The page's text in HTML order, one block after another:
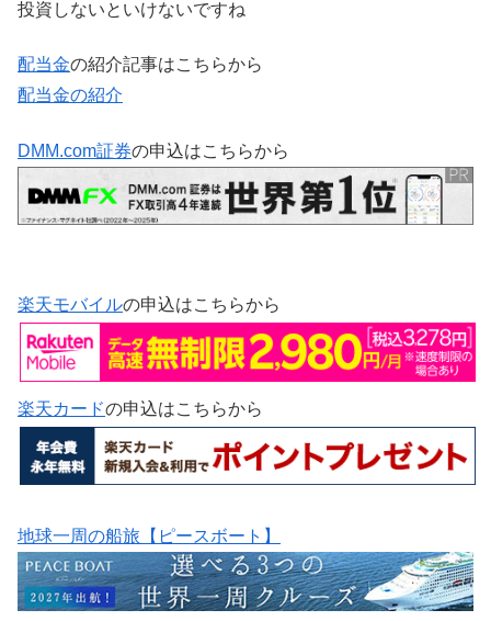
投資しないといけないですね
配当金の紹介記事はこちらから
配当金の紹介
DMM.com証券の申込はこちらから
楽天モバイルの申込はこちらから
楽天カードの申込はこちらから
地球一周の船旅【ピースボート】